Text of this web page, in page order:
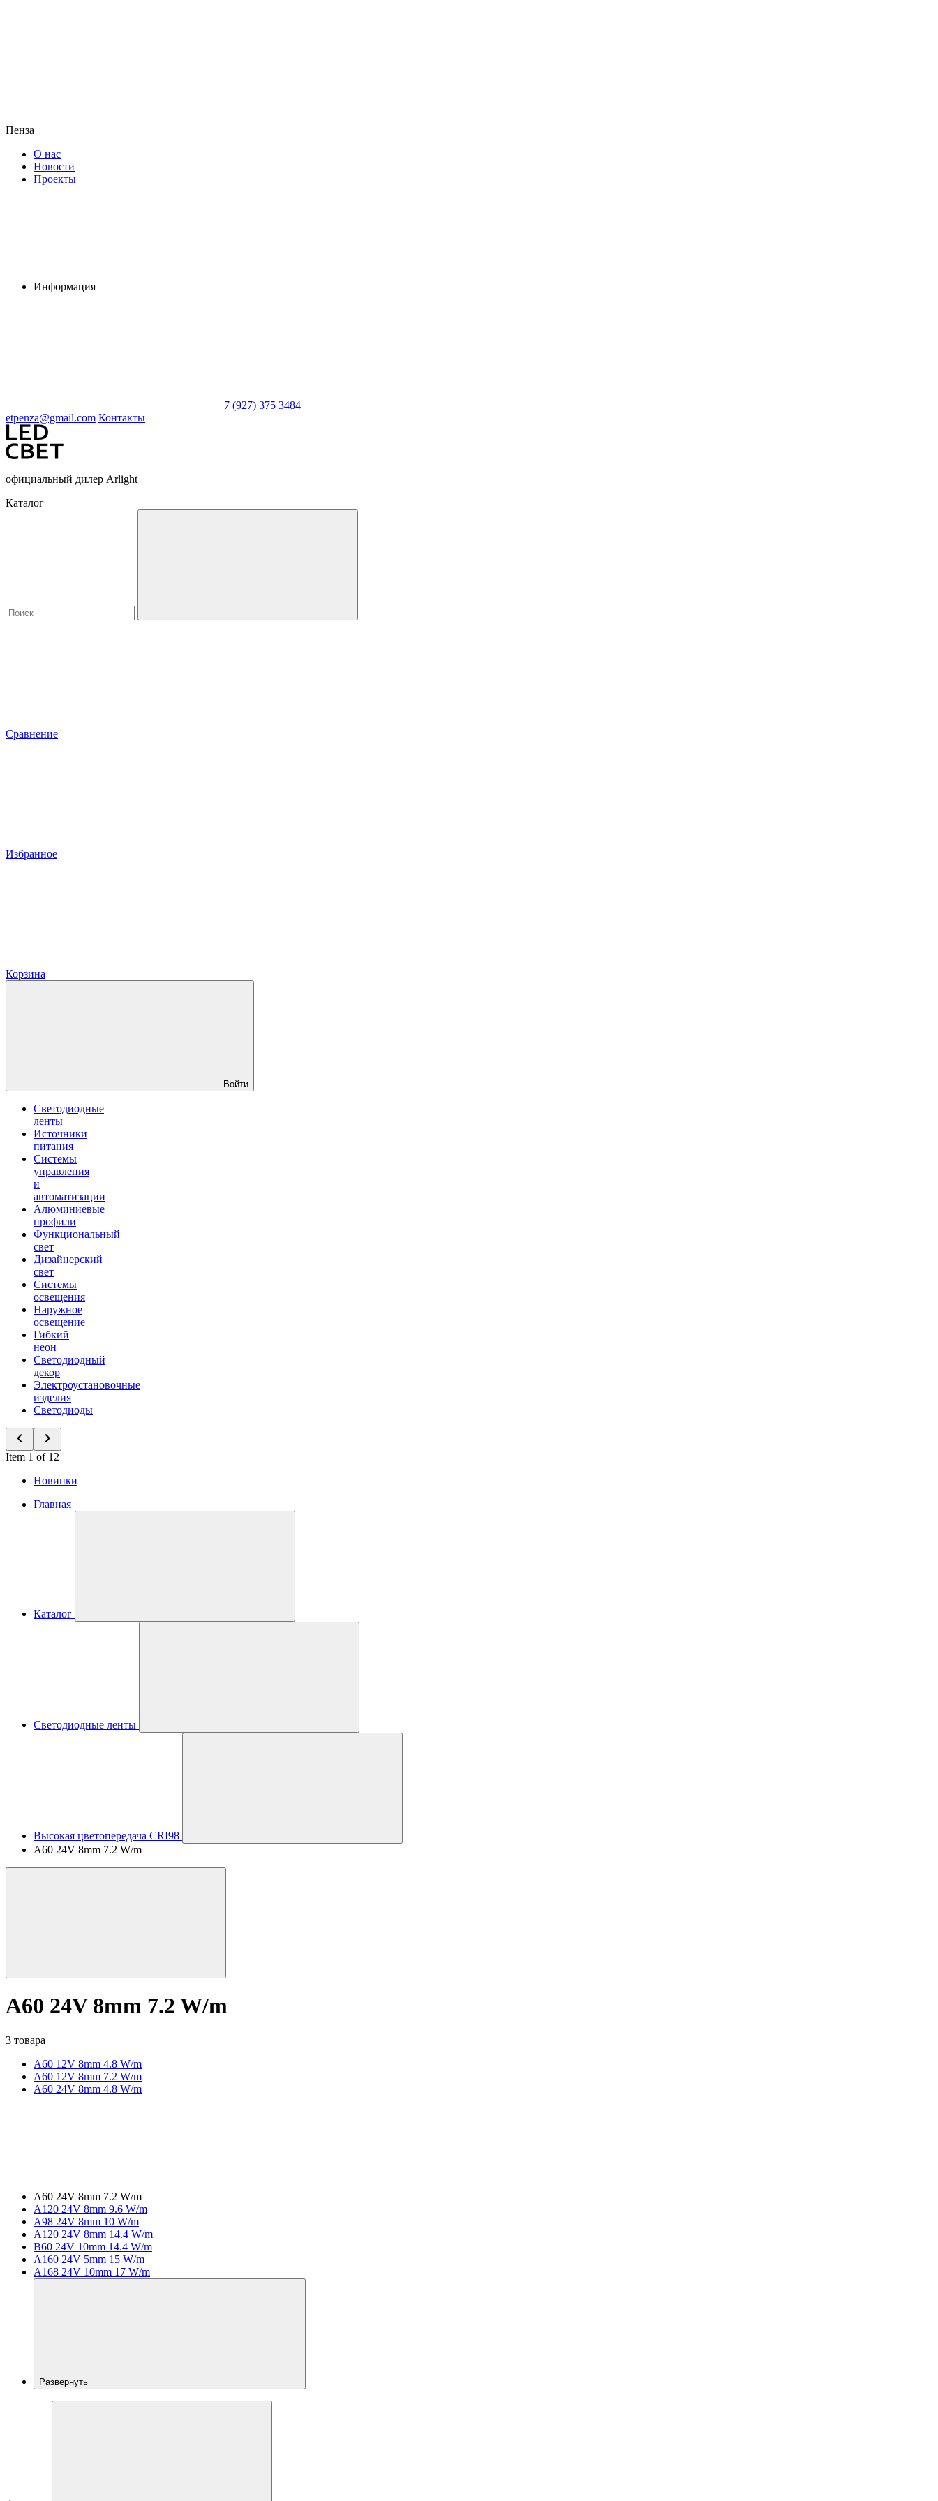
Пенза
О нас
Новости
Проекты
Информация
+7 (927) 375 3484
etpenza@gmail.com Контакты
официальный дилер Arlight
Каталог
Сравнение
Избранное
Корзина
Войти
Светодиодные
ленты
Источники
питания
Системы
управления
и
автоматизации
Алюминиевые
профили
Функциональный
свет
Дизайнерский
свет
Системы
освещения
Наружное
освещение
Гибкий
неон
Светодиодный
декор
Электроустановочные
изделия
Светодиоды
Item 1 of 12
Новинки
Главная
Каталог
Светодиодные ленты
Высокая цветопередача CRI98
A60 24V 8mm 7.2 W/m
A60 24V 8mm 7.2 W/m
3 товара
A60 12V 8mm 4.8 W/m
A60 12V 8mm 7.2 W/m
A60 24V 8mm 4.8 W/m
A60 24V 8mm 7.2 W/m
A120 24V 8mm 9.6 W/m
A98 24V 8mm 10 W/m
A120 24V 8mm 14.4 W/m
B60 24V 10mm 14.4 W/m
A160 24V 5mm 15 W/m
A168 24V 10mm 17 W/m
Развернуть